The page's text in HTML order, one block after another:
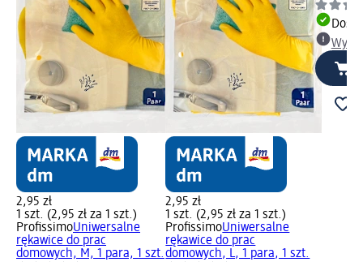
2,95 zł
1 szt. (2,95 zł za 1 szt.)
ProfissimoUniwersalne
rękawice do prac
domowych, M, 1 para, 1 szt.
2,95 zł
1 szt. (2,95 zł za 1 szt.)
ProfissimoUniwersalne
rękawice do prac
domowych, L, 1 para, 1 szt.